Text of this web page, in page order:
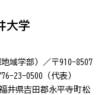
大学
域学部）／〒910-8507
23-0500（代表）
井県吉田郡永平寺町松